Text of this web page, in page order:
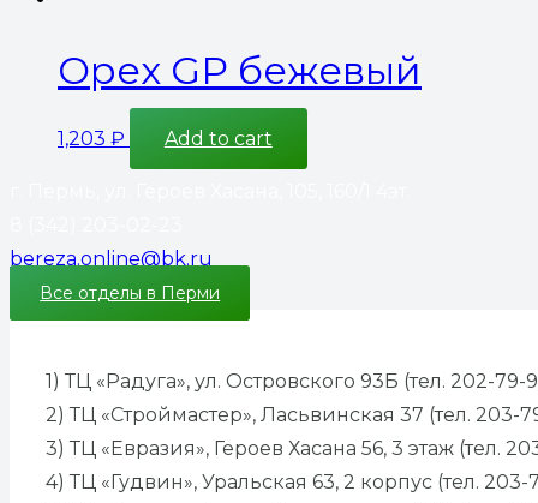
Орех GP бежевый
1,203 ₽ Add to cart
bereza.online@bk.ru
Все отделы в Перми
1) ТЦ «Радуга», ул. Островского 93Б (тел. 202-79-
2) ТЦ «Строймастер», Ласьвинская 37 (тел. 203-
3) ТЦ «Евразия», Героев Хасана 56, 3 этаж (тел.
4) ТЦ «Гудвин», Уральская 63, 2 корпус (тел. 203-